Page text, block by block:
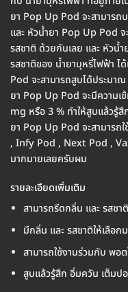
ยา Pop Up Pod จะสามารถ
และ หัวน้ำยา Pop Up Pod
รสชาติ ด้วยกันเลย และ หัวน้
รสชาติของ น้ำยาบุหรี่ไฟฟ้า ไ
Pod จะสามารถสูบได้ประมา
ยา Pop Up Pod จะมีความเ
mg หรือ 3 % ทำให้สูบแล้วรู้
ยา Pop Up Pod จะสามาร
, Infy Pod , Next Pod ,
มากมายเลยครับผม
รายละเอียดเพิ่มเติม
สามารถรีดกลิ่น และ รสชา
มีกลิ่น และ รสชาติให้เลือ
สามารถใช้งานร่วมกับ พอ
สูบแล้วรู้สึก อิ่มควัน เต็มป